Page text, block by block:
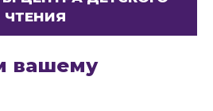
ЧТЕНИЯ
вашему